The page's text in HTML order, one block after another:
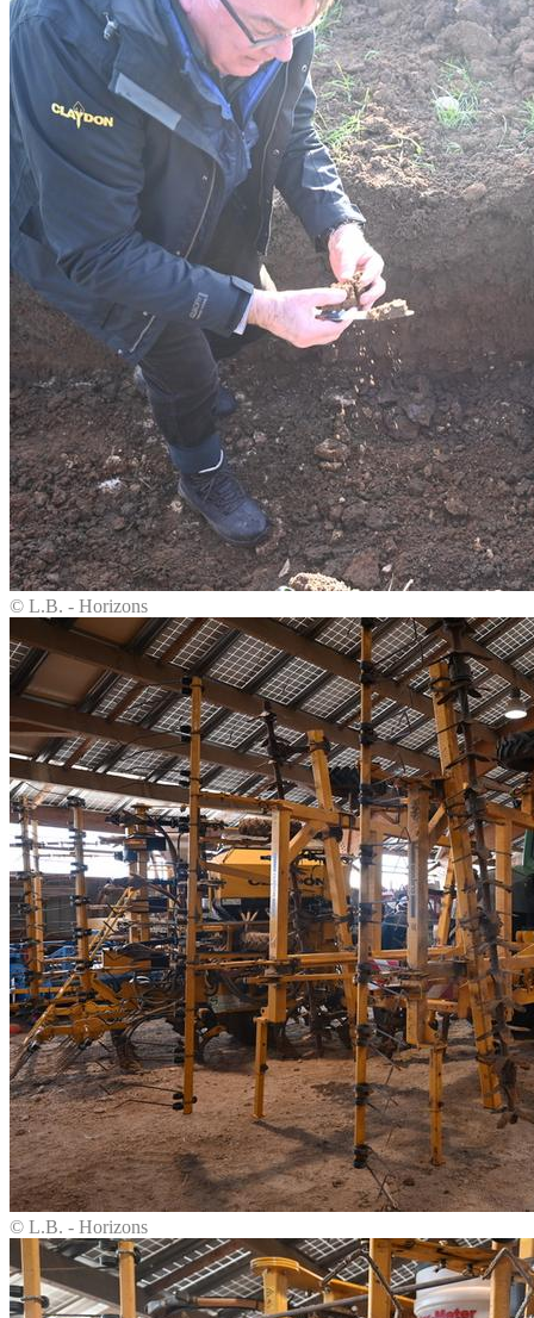
© L.B. - Horizons
© L.B. - Horizons